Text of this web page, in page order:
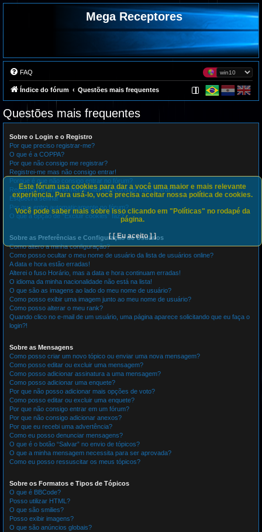
Mega Receptores
FAQ
Índice do fórum Questões mais frequentes
Questões mais frequentes
Sobre o Login e o Registro
Por que preciso registrar-me?
O que é a COPPA?
Por que não consigo me registrar?
Registrei-me mas não consigo entrar!
Porque é que não consigo entrar no fórum?
Registrei-me anteriormente mas não consigo mais entrar?!
Esqueci a senha!
Por que entro automaticamente no fórum?
O que a opção de “Excluir cookies” faz?
Sobre as Preferências e Configuração de Usuários
Como altero a minha configuração?
Como posso ocultar o meu nome de usuário da lista de usuários online?
A data e hora estão erradas!
Alterei o fuso Horário, mas a data e hora continuam erradas!
O idioma da minha nacionalidade não está na lista!
O que são as imagens ao lado do meu nome de usuário?
Como posso exibir uma imagem junto ao meu nome de usuário?
Como posso alterar o meu rank?
Quando clico no e-mail de um usuário, uma página aparece solicitando que eu faça o
login?!
Sobre as Mensagens
Como posso criar um novo tópico ou enviar uma nova mensagem?
Como posso editar ou excluir uma mensagem?
Como posso adicionar assinatura a uma mensagem?
Como posso adicionar uma enquete?
Por que não posso adicionar mais opções de voto?
Como posso editar ou excluir uma enquete?
Por que não consigo entrar em um fórum?
Por que não consigo adicionar anexos?
Por que eu recebi uma advertência?
Como eu posso denunciar mensagens?
O que é o botão “Salvar” no envio de tópicos?
O que a minha mensagem necessita para ser aprovada?
Como eu posso ressuscitar os meus tópicos?
Sobre os Formatos e Tipos de Tópicos
O que é BBCode?
Posso utilizar HTML?
O que são smilies?
Posso exibir imagens?
O que são anúncios globais?
Este fórum usa cookies para dar a você uma maior e mais relevante
experiência. Para usá-lo, você precisa aceitar nossa política de cookies.
Você pode saber mais sobre isso clicando em "Políticas" no rodapé da
página.
[ [ Eu aceito ] ]